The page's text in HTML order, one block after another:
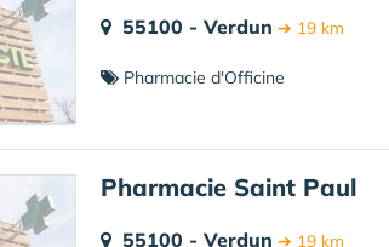
55100 - Verdun ➔ 19 km
Pharmacie d'Officine
Pharmacie Saint Paul
55100 - Verdun ➔ 19 km